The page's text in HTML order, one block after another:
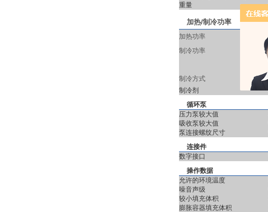
重量
加热/制冷功率
加热功率
制冷功率
制冷方式
制冷剂
循环泵
压力泵较大值
吸收泵较大值
泵连接螺纹尺寸
连接件
数字接口
操作数据
允许的环境温度
噪音声级
较小填充体积
膨胀容器填充体积